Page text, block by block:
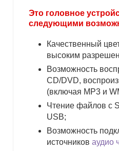
Это головное
следующими
Качественный
высоким
Возможность
CD/DVD,
(включая MP3 и
Чтение файлов с
USB;
Возможность
источников аудио